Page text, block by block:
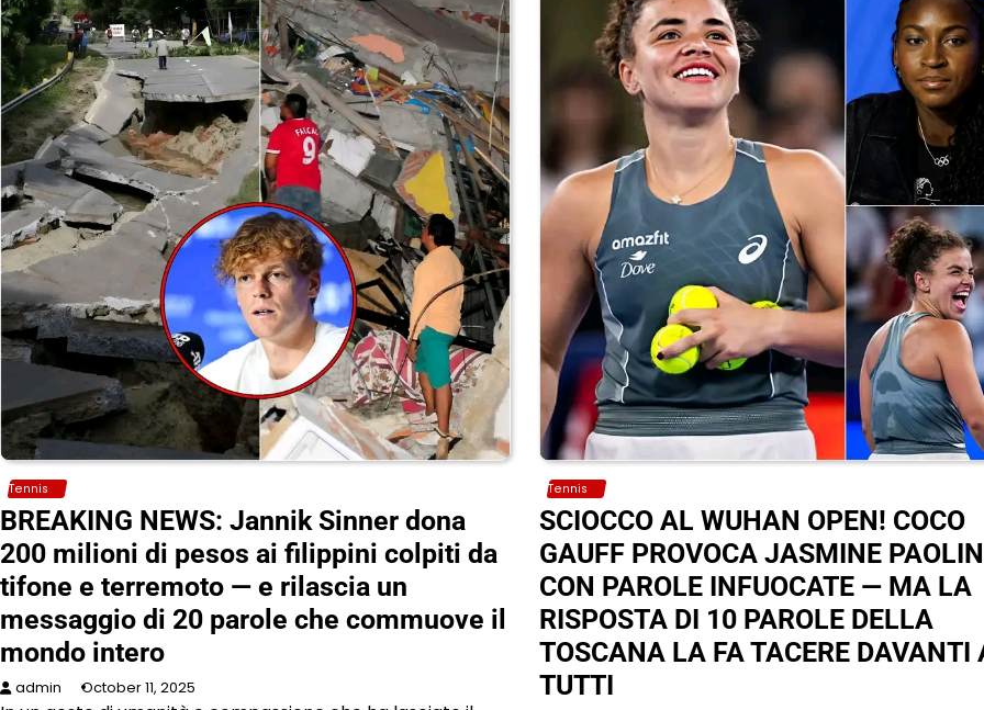
Tennis
BREAKING NEWS: Jannik Sinner dona
200 milioni di pesos ai filippini colpiti da
tifone e terremoto — e rilascia un
messaggio di 20 parole che commuove il
mondo intero
admin October 11, 2025
Tennis
SCIOCCO AL WUHAN OPEN! COCO
GAUFF PROVOCA JASMINE
CON PAROLE INFUOCATE — MA LA
RISPOSTA DI 10 PAROLE DELLA
TOSCANA LA FA TACERE DAVANTI
TUTTI